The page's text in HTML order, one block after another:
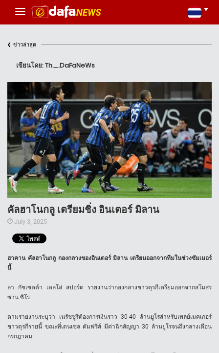
‹ ข่าวล่าสุด
เขียนโดย: Th._.DaFaNeWs
คัลฮาโนกลู เตรียมชิ่ง อินเตอร์ มิลาน
July 3, 2025
ฮาคาน คัลฮาโนกลู กองกลางของอินเตอร์ มิลาน เตรียมออกจากทีมในช่วงซัมเมอร์
นี้
ลา กัซเซตต้า เดลโล่ สปอร์ต รายงานว่ากองกลางชาวตุรกีเตรียมออกจากสโมสร
ซาน ซิโร่
ตามรายงานระบุว่า เนรัซซูรี่ต้องการเงินราว 30-40 ล้านยูโรสำหรับเพลย์เมคเกอร์
ชาวตุรกีรายนี้ ขณะที่เดนเซล ดัมฟรีส์ มีค่าฉีกสัญญา 30 ล้านยูโรจนถึงกลางเดือน
กรกฎาคม